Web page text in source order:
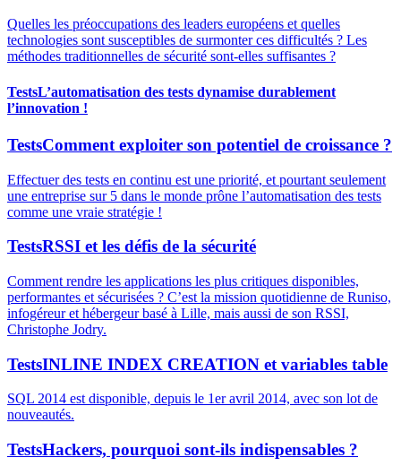
Quelles les préoccupations des leaders européens et quelles
technologies sont susceptibles de surmonter ces difficultés ? Les
méthodes traditionnelles de sécurité sont-elles suffisantes ?
TestsL’automatisation des tests dynamise durablement
l’innovation !
TestsComment exploiter son potentiel de croissance ?
Effectuer des tests en continu est une priorité, et pourtant seulement
une entreprise sur 5 dans le monde prône l’automatisation des tests
comme une vraie stratégie !
TestsRSSI et les défis de la sécurité
Comment rendre les applications les plus critiques disponibles,
performantes et sécurisées ? C’est la mission quotidienne de Runiso,
infogéreur et hébergeur basé à Lille, mais aussi de son RSSI,
Christophe Jodry.
TestsINLINE INDEX CREATION et variables table
SQL 2014 est disponible, depuis le 1er avril 2014, avec son lot de
nouveautés.
TestsHackers, pourquoi sont-ils indispensables ?